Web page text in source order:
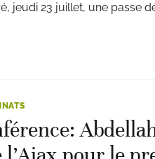
jeudi 23 juillet, une passe